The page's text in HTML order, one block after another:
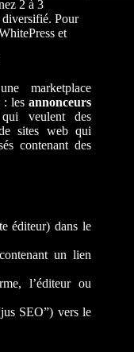
2 à 3
Pour
et
marketplace
: lesannonceurs
qui veulent des
sites web qui
contenant des
éditeur) dans le
un lien
l’éditeur ou
SEO”) vers le